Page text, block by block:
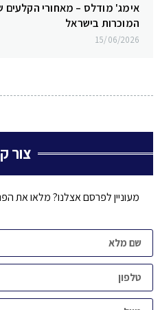
אימג' מודלס – מאחורי הקלעים
המוכרות בישראל
15/06/2026
צור
מעוניין לפרסם אצלנו? מלאו את